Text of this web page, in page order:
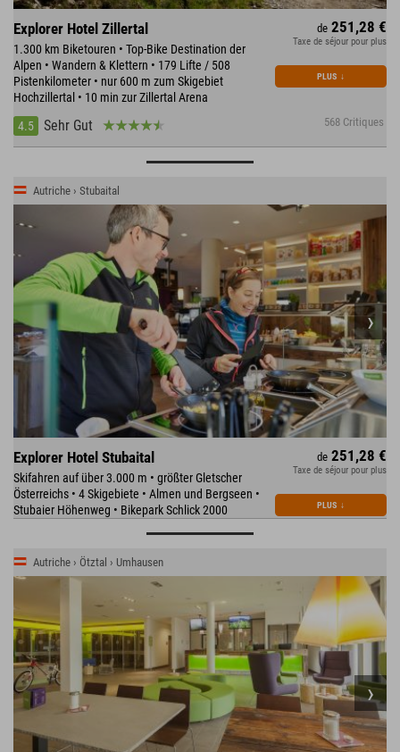
Explorer Hotel Zillertal
1.300 km Biketouren • Top-Bike Destination der
Alpen • Wandern & Klettern • 179 Lifte / 508
Pistenkilometer • nur 600 m zum Skigebiet
Hochzillertal • 10 min zur Zillertal Arena
4.5
Sehr Gut 568 Critiques
de 251,28 €
Taxe de séjour pour plus
PLUS ↓
Autriche › Stubaital
Explorer Hotel Stubaital
Skifahren auf über 3.000 m • größter Gletscher
Österreichs • 4 Skigebiete • Almen und Bergseen •
Stubaier Höhenweg • Bikepark Schlick 2000
de 251,28 €
Taxe de séjour pour plus
PLUS ↓
Autriche › Ötztal › Umhausen